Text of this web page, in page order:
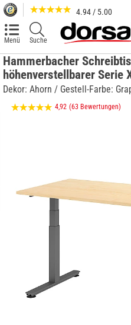
4.94 / 5.00
Menü Suche
Hammerbacher
höhenverstellbarer Serie
Dekor: Ahorn / Gestell-Farbe:
4,92 (63 Bewertungen)